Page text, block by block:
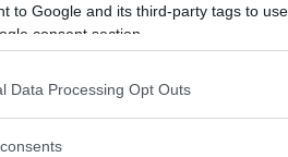
to Google and its third-party tags to
consent section.
Data Processing Opt Outs
som delas
Åre och Strömstad.
Vi Bilägare rapporterade
enkelt inte betalar sina